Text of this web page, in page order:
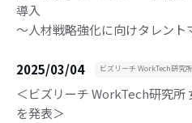
導入
〜人材戦略強化に向けタレン
2025/03/04 ビズリーチ WorkTech研究所
＜ビズリーチ WorkTech研究所
を発表＞